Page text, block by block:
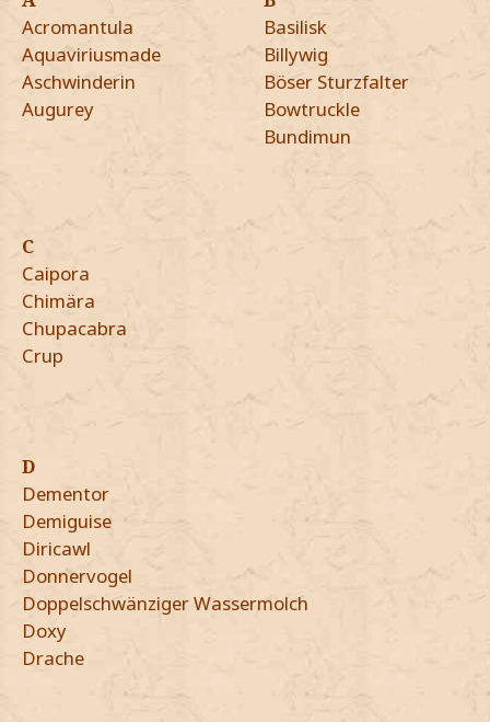
Acromantula
Aquaviriusmade
Aschwinderin
Augurey
Basilisk
Billywig
Böser Sturzfalter
Bowtruckle
Bundimun
C
Caipora
Chimära
Chupacabra
Crup
D
Dementor
Demiguise
Diricawl
Donnervogel
Doppelschwänziger Wassermolch
Doxy
Drache